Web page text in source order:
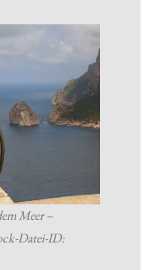
Meer –
Datei-ID: